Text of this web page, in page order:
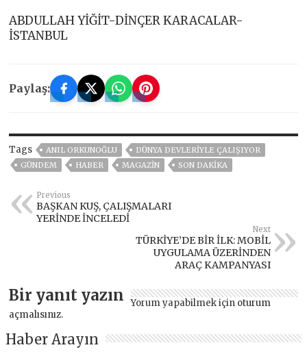
ABDULLAH YİĞİT-DİNÇER KARACALAR-
İSTANBUL
Paylaş:
Tags ANIL ORKUNOĞLU
DÜNYA DEVLERİYLE ÇALIŞIYOR
GÜNDEM
HABER MAGAZİN SON DAKIKA
Previous
BAŞKAN KUŞ, ÇALIŞMALARI
YERİNDE İNCELEDİ
Next
TÜRKİYE’DE BİR İLK: MOBİL
UYGULAMA ÜZERİNDEN
ARAÇ KAMPANYASI
Bir yanıt yazın Yorum yapabilmek için oturum
açmalısınız.
Haber Arayın